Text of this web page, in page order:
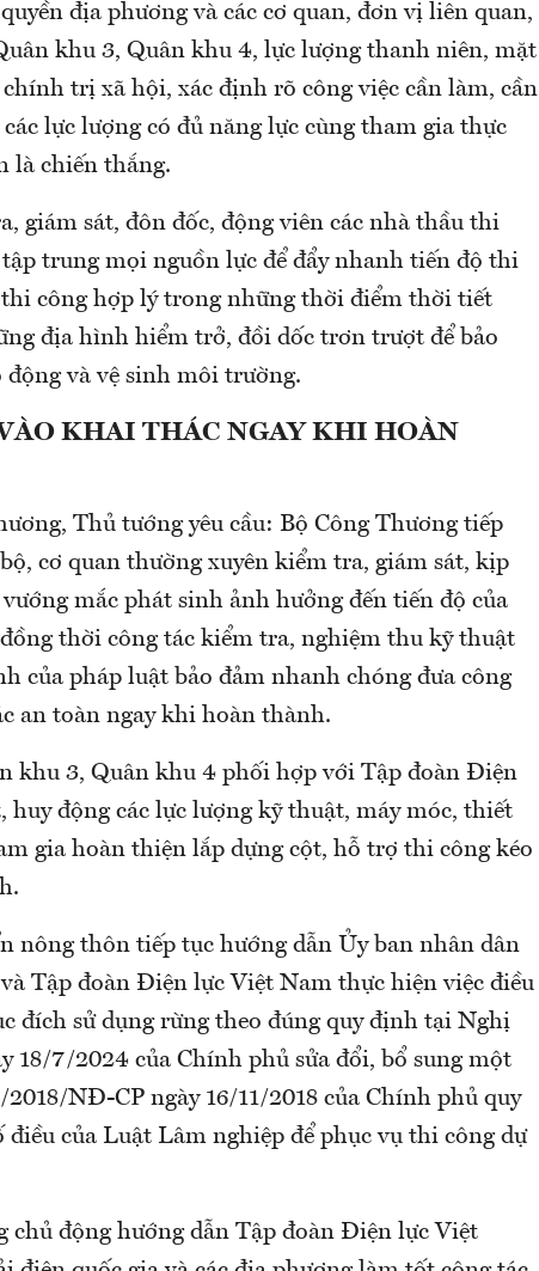
địa phương và các cơ quan, đơn vị liên quan,
khu 3, Quân khu 4, lực lượng thanh niên, mặt
trị xã hội, xác định rõ công việc cần làm, cần
lực lượng có đủ năng lực cùng tham gia thực
là chiến thắng.
giám sát, đôn đốc, động viên các nhà thầu thi
trung mọi nguồn lực để đẩy nhanh tiến độ thi
thi công hợp lý trong những thời điểm thời tiết
địa hình hiểm trở, đồi dốc trơn trượt để bảo
và vệ sinh môi trường.
KHAI THÁC NGAY KHI HOÀN
Thủ tướng yêu cầu: Bộ Công Thương tiếp
cơ quan thường xuyên kiểm tra, giám sát, kịp
mắc phát sinh ảnh hưởng đến tiến độ của
thời công tác kiểm tra, nghiệm thu kỹ thuật
của pháp luật bảo đảm nhanh chóng đưa công
an toàn ngay khi hoàn thành.
khu 3, Quân khu 4 phối hợp với Tập đoàn Điện
huy động các lực lượng kỹ thuật, máy móc, thiết
gia hoàn thiện lắp dựng cột, hỗ trợ thi công kéo
nông thôn tiếp tục hướng dẫn Ủy ban nhân dân
Tập đoàn Điện lực Việt Nam thực hiện việc điều
đích sử dụng rừng theo đúng quy định tại Nghị
18/7/2024 của Chính phủ sửa đổi, bổ sung một
NĐ-CP ngày 16/11/2018 của Chính phủ quy
của Luật Lâm nghiệp để phục vụ thi công dự
chủ động hướng dẫn Tập đoàn Điện lực Việt